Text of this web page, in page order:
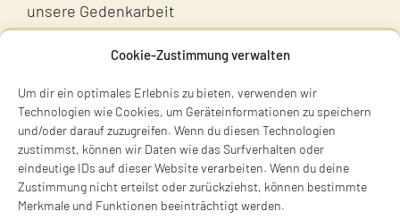
Cookie-Zustimmung verwalten
Um dir ein optimales Erlebnis zu bieten, verwenden wir
Technologien wie Cookies, um Geräteinformationen zu speichern
und/oder darauf zuzugreifen. Wenn du diesen Technologien
zustimmst, können wir Daten wie das Surfverhalten oder
eindeutige IDs auf dieser Website verarbeiten. Wenn du deine
Zustimmung nicht erteilst oder zurückziehst, können bestimmte
Merkmale und Funktionen beeinträchtigt werden.
NACH:
unsere Gedenkarbeit
unterstützen?
Unterstütz uns!